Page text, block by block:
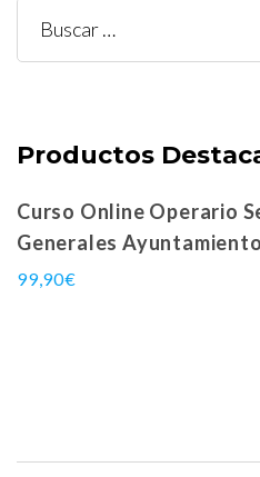
Buscar:
Productos
Curso Online Operario
Generales
99,90€